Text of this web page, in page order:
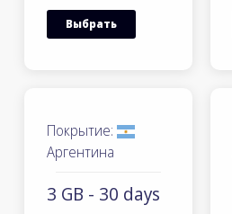
Выбрать
Покрытие:
Аргентина
3 GB - 30 days